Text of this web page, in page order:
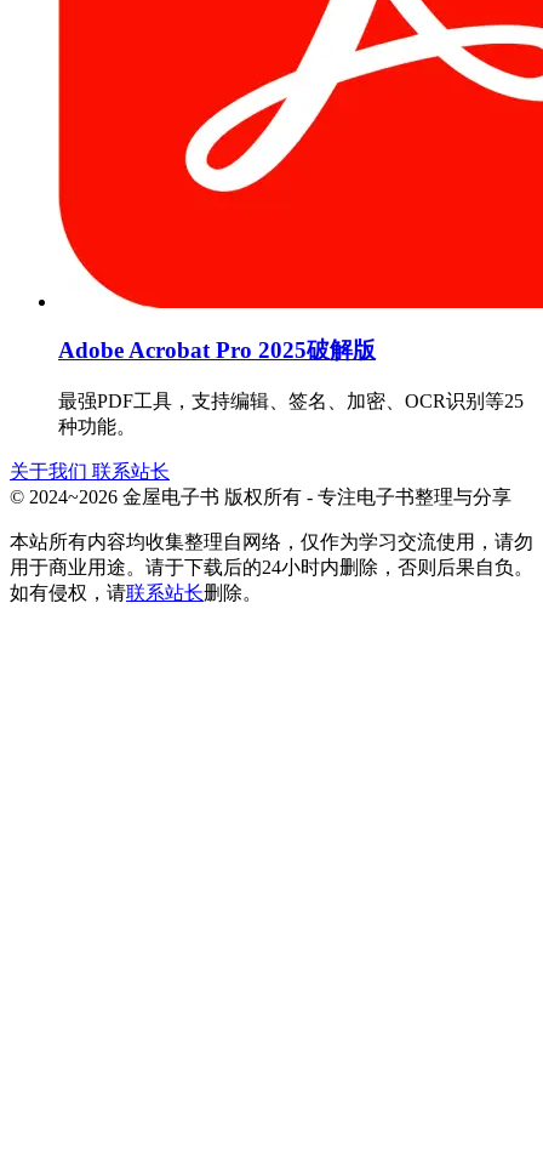
Adobe Acrobat Pro 2025破解版
最强PDF工具，支持编辑、签名、加密、OCR识别等25
种功能。
关于我们 联系站长
© 2024~2026 金屋电子书 版权所有 - 专注电子书整理与分享
本站所有内容均收集整理自网络，仅作为学习交流使用，请勿
用于商业用途。请于下载后的24小时内删除，否则后果自负。
如有侵权，请联系站长删除。